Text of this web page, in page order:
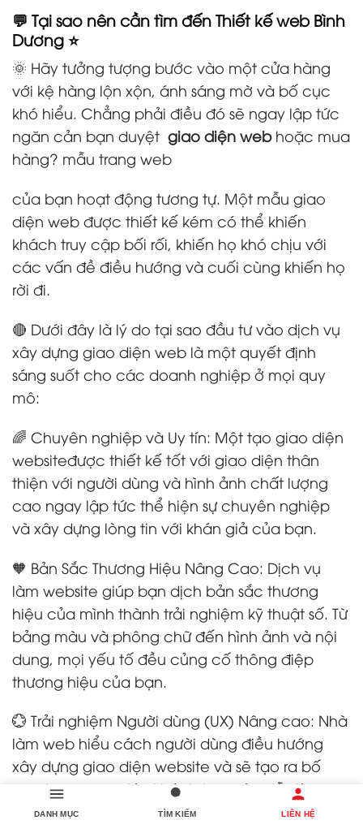
💬 Tại sao nên cần tìm đến Thiết kế web Bình
Dương ⭐
🌞 Hãy tưởng tượng bước vào một cửa hàng
với kệ hàng lộn xộn, ánh sáng mờ và bố cục
khó hiểu. Chẳng phải điều đó sẽ ngay lập tức
ngăn cản bạn duyệt giao diện webhoặc mua
hàng? mẫu trang web
của bạn hoạt động tương tự. Một mẫu giao
diện web được thiết kế kém có thể khiến
khách truy cập bối rối, khiến họ khó chịu với
các vấn đề điều hướng và cuối cùng khiến họ
rời đi.
🔴 Dưới đây là lý do tại sao đầu tư vào dịch vụ
xây dựng giao diện web là một quyết định
sáng suốt cho các doanh nghiệp ở mọi quy
mô:
🌈 Chuyên nghiệp và Uy tín: Một tạo giao diện
websiteđược thiết kế tốt với giao diện thân
thiện với người dùng và hình ảnh chất lượng
cao ngay lập tức thể hiện sự chuyên nghiệp
và xây dựng lòng tin với khán giả của bạn.
🧡 Bản Sắc Thương Hiệu Nâng Cao: Dịch vụ
làm website giúp bạn dịch bản sắc thương
hiệu của mình thành trải nghiệm kỹ thuật số. Từ
bảng màu và phông chữ đến hình ảnh và nội
dung, mọi yếu tố đều củng cố thông điệp
thương hiệu của bạn.
💮 Trải nghiệm Người dùng (UX) Nâng cao: Nhà
làm web hiểu cách người dùng điều hướng
xây dựng giao diện website và sẽ tạo ra bố
cục trực quan giúp khách truy cập dễ dàng
tìm thấy những gì họ đang tìm kiếm, tạo ra trải
DANH MỤC TÌM KIẾM LIÊN HỆ